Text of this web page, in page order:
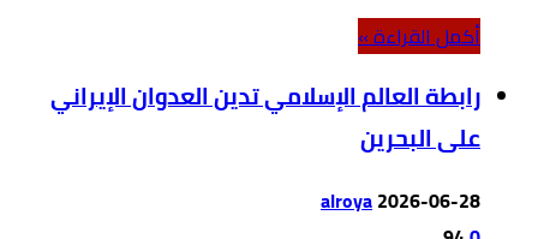
‫أكمل القراءة »‬
رابطة العالم الإسلامي تدين العدوان الإيراني
على البحرين
alroya2026-06-28